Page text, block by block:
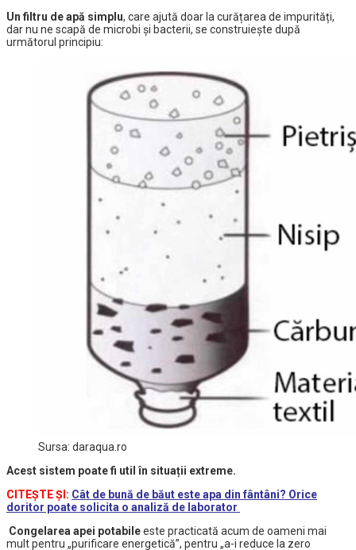
Un filtru de apă simplu, care ajută doar la curățarea de impurități,
dar nu ne scapă de microbi și bacterii, se construiește după
următorul principiu:
Sursa: daraqua.ro
Acest sistem poate fi util în situații extreme.
CITEȘTE ȘI: Cât de bună de băut este apa din fântâni? Orice
doritor poate solicita o analiză de laborator
Congelarea apei potabileeste practicată acum de oameni mai
mult pentru „purificare energetică”, pentru „a-i reduce la zero